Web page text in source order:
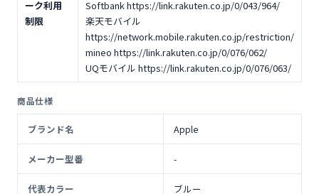
ーク利用
制限
Softbank https://link.rakuten.co.jp/0/043/964/
楽天モバイル
https://network.mobile.rakuten.co.jp/restriction/
mineo https://link.rakuten.co.jp/0/076/062/
UQモバイル https://link.rakuten.co.jp/0/076/063/
商品仕様
ブランド名 Apple
メーカー型番 -
代表カラー ブルー